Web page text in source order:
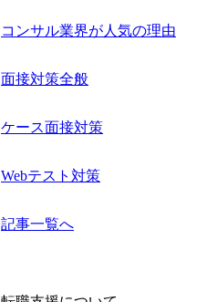
コンサル業界が人気の理由
面接対策全般
ケース面接対策
Webテスト対策
記事一覧へ